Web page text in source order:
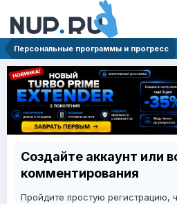
Персональные программы и прогресс
Создайте аккаунт или
комментирования
Пройдите простую регистрацию,